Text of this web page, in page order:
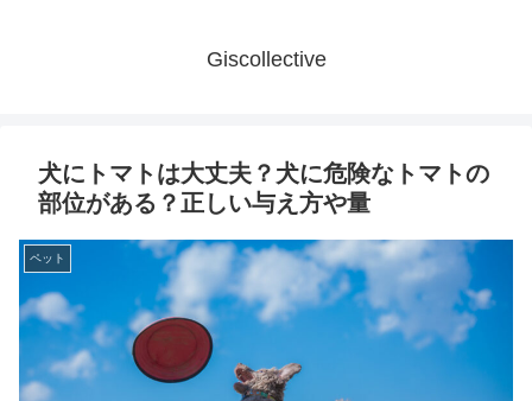
Giscollective
犬にトマトは大丈夫？犬に危険なトマトの
部位がある？正しい与え方や量
ペット